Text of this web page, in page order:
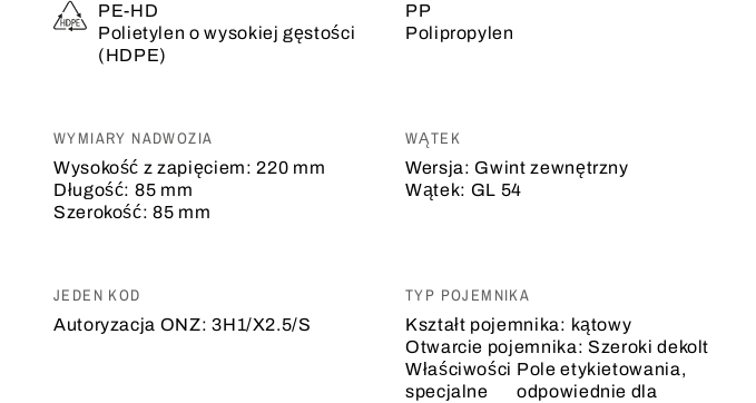
PE-HD
Polietylen o wysokiej gęstości
(HDPE)
PP
Polipropylen
WYMIARY NADWOZIA
Wysokość z zapięciem: 220 mm
Długość: 85 mm
Szerokość: 85 mm
WĄTEK
Wersja: Gwint zewnętrzny
Wątek: GL 54
JEDEN KOD
Autoryzacja ONZ: 3H1/X2.5/S
TYP POJEMNIKA
Kształt pojemnika: kątowy
Otwarcie pojemnika: Szeroki dekolt
Właściwości
specjalne
Pole etykietowania,
odpowiednie dla